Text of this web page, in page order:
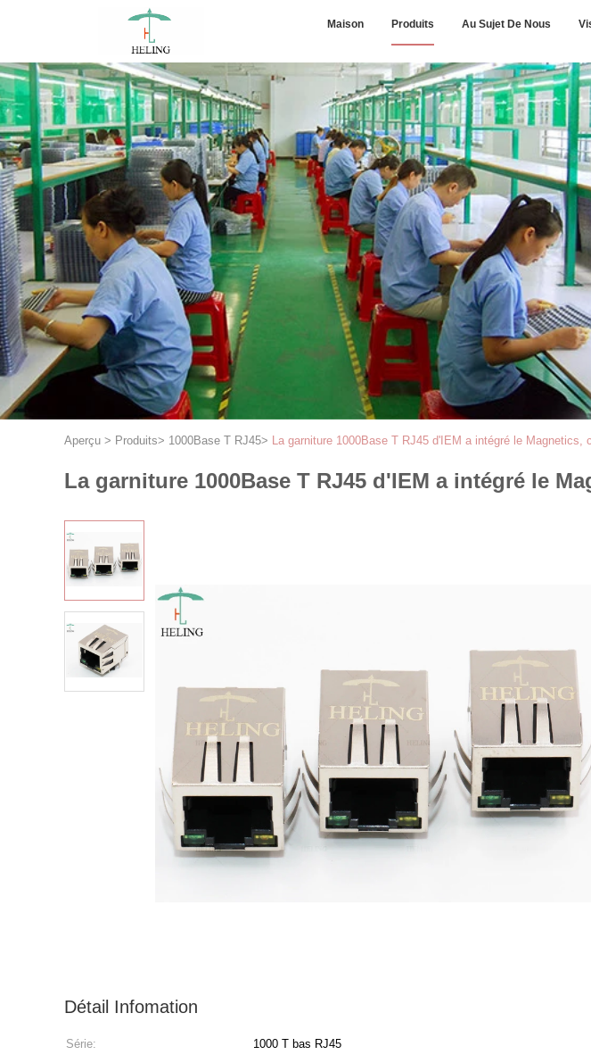
Maison Produits Au Sujet De Nous
Aperçu > Produits> 1000Base T RJ45> La garniture 1000Base T RJ45 d'IEM a intégré le
La garniture 1000Base T RJ45 d'IEM a intégré le
Détail Infomation
Série: 1000 T bas RJ45